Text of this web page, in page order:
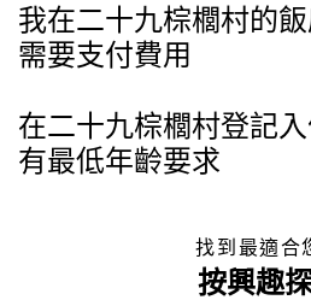
我在二十九棕櫚村的
需要支付費用
在二十九棕櫚村登記
有最低年齡要求
找到最適合
按興趣